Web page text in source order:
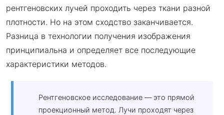
рентгеновских лучей проходить через ткани разной
плотности. Но на этом сходство заканчивается.
Разница в технологии получения изображения
принципиальна и определяет все последующие
характеристики методов.
Рентгеновское исследование — это прямой
проекционный метод. Лучи проходят через